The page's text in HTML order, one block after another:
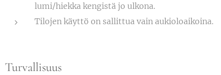
lumi/hiekka kengistä jo ulkona.
Tilojen käyttö on sallittua vain aukioloaikoina.
Turvallisuus